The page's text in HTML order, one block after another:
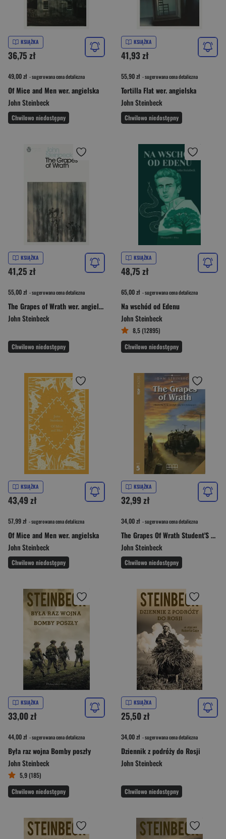
KSIĄŻKA
36,75 zł
49,00 zł - sugerowana cena detaliczna
Of Mice and Men wer. angielska
John Steinbeck
Chwilowo niedostępny
KSIĄŻKA
41,93 zł
55,90 zł - sugerowana cena detaliczna
Tortilla Flat wer. angielska
John Steinbeck
Chwilowo niedostępny
KSIĄŻKA
41,25 zł
55,00 zł - sugerowana cena detaliczna
The Grapes of Wrath wer. angielska
John Steinbeck
Chwilowo niedostępny
KSIĄŻKA
48,75 zł
65,00 zł - sugerowana cena detaliczna
Na wschód od Edenu
John Steinbeck
8,5 (12895)
Chwilowo niedostępny
KSIĄŻKA
43,49 zł
57,99 zł - sugerowana cena detaliczna
Of Mice and Men wer. angielska
John Steinbeck
Chwilowo niedostępny
KSIĄŻKA
32,99 zł
34,00 zł - sugerowana cena detaliczna
The Grapes Of Wrath Student'S Pack (With CD+Glossary)
John Steinbeck
Chwilowo niedostępny
KSIĄŻKA
33,00 zł
44,00 zł - sugerowana cena detaliczna
Była raz wojna Bomby poszły
John Steinbeck
5,9 (185)
Chwilowo niedostępny
KSIĄŻKA
25,50 zł
34,00 zł - sugerowana cena detaliczna
Dziennik z podróży do Rosji
John Steinbeck
Chwilowo niedostępny